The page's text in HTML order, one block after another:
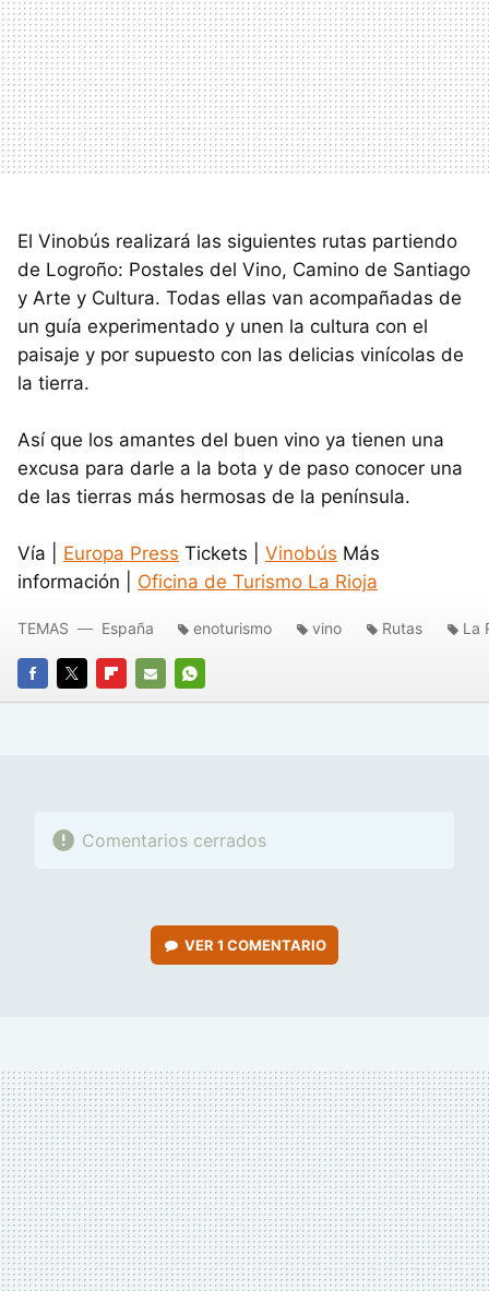
El Vinobús realizará las siguientes rutas partiendo
de Logroño: Postales del Vino, Camino de Santiago
y Arte y Cultura. Todas ellas van acompañadas de
un guía experimentado y unen la cultura con el
paisaje y por supuesto con las delicias vinícolas de
la tierra.
Así que los amantes del buen vino ya tienen una
excusa para darle a la bota y de paso conocer una
de las tierras más hermosas de la península.
Vía | Europa Press Tickets | Vinobús Más
información | Oficina de Turismo La Rioja
FACEBOOK
TWITTERFLIPBOARD
E-
WHATSAPP
TEMAS España enoturismo vino Rutas La
Comentarios cerrados
VER 1 COMENTARIO